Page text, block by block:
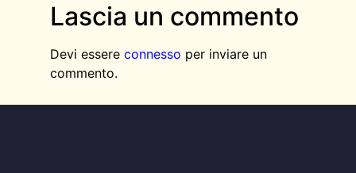
Lascia un commento
Devi essere connesso per inviare un
commento.